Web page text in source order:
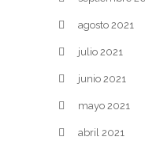
agosto 2021
julio 2021
junio 2021
mayo 2021
abril 2021